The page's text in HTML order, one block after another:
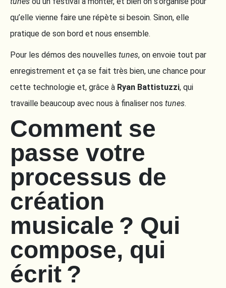
qu’elle vienne faire une répète si besoin. Sinon, elle
pratique de son bord et nous ensemble.
Pour les démos des nouvelles tunes, on envoie tout par
enregistrement et ça se fait très bien, une chance pour
cette technologie et, grâce à Ryan Battistuzzi, qui
travaille beaucoup avec nous à finaliser nos tunes.
Comment se
passe votre
processus de
création
musicale ? Qui
compose, qui
écrit ?